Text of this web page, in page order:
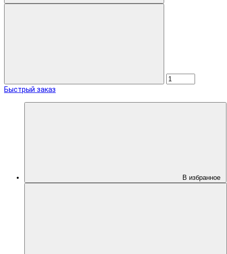
Быстрый заказ
В избранное